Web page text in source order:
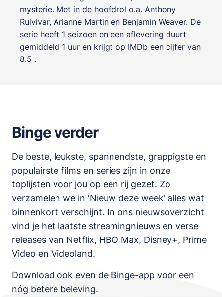
mysterie. Met in de hoofdrol o.a. Anthony
Ruivivar, Arianne Martin en Benjamin Weaver. De
serie heeft 1 seizoen en een aflevering duurt
gemiddeld 1 uur en krijgt op IMDb een cijfer van
8.5 .
Binge verder
De beste, leukste, spannendste, grappigste en
populairste films en series zijn in onze
toplijsten voor jou op een rij gezet. Zo
verzamelen we in ‘Nieuw deze week’ alles wat
binnenkort verschijnt. In ons nieuwsoverzicht
vind je het laatste streamingnieuws en verse
releases van Netflix, HBO Max, Disney+, Prime
Video en Videoland.
Download ook even de Binge-app voor een
nóg betere beleving.